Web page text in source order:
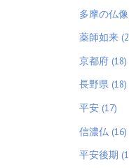
多摩の仏像
薬師如来
京都府 (18)
長野県 (18)
平安 (17)
信濃仏 (16)
平安後期